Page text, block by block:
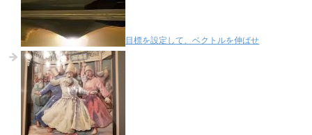
目標を設定して、ベクトルを伸ばせ